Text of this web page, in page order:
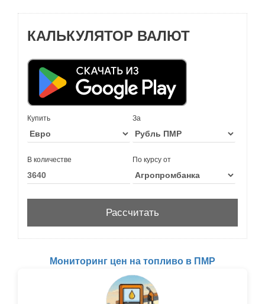
КАЛЬКУЛЯТОР ВАЛЮТ
Купить За
В количестве По курсу от
Мониторинг цен на топливо в ПМР